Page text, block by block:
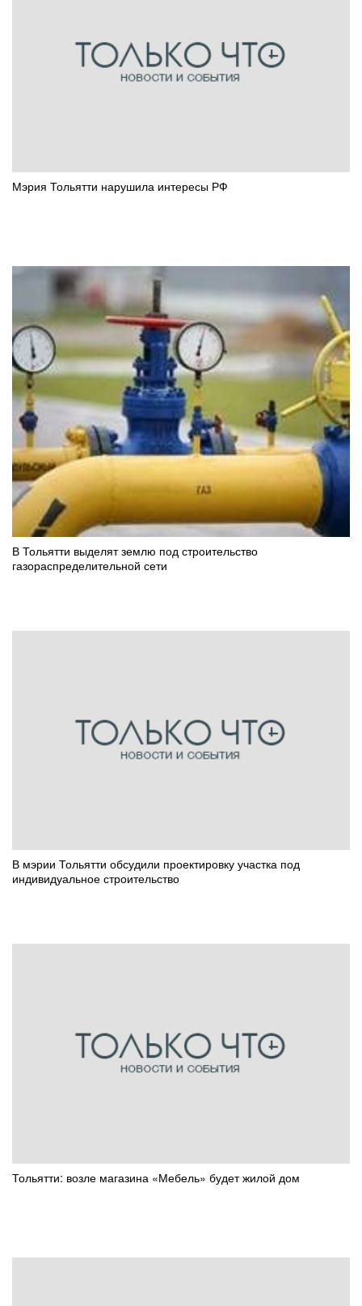
Мэрия Тольятти нарушила интересы РФ
В Тольятти выделят землю под строительство
газораспределительной сети
В мэрии Тольятти обсудили проектировку участка под
индивидуальное строительство
Тольятти: возле магазина «Мебель» будет жилой дом